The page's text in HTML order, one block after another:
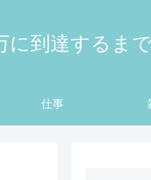
に到達するま
仕事